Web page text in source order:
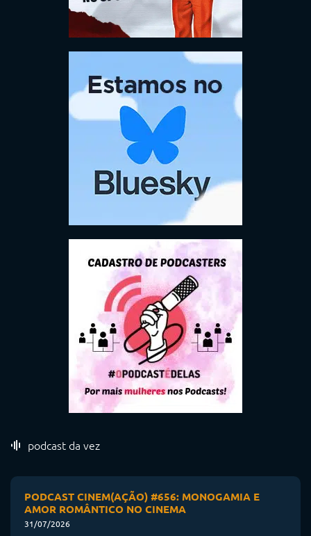
podcast da vez
PODCAST CINEM(AÇÃO) #656: MONOGAMIA E
AMOR ROMÂNTICO NO CINEMA
31/07/2026